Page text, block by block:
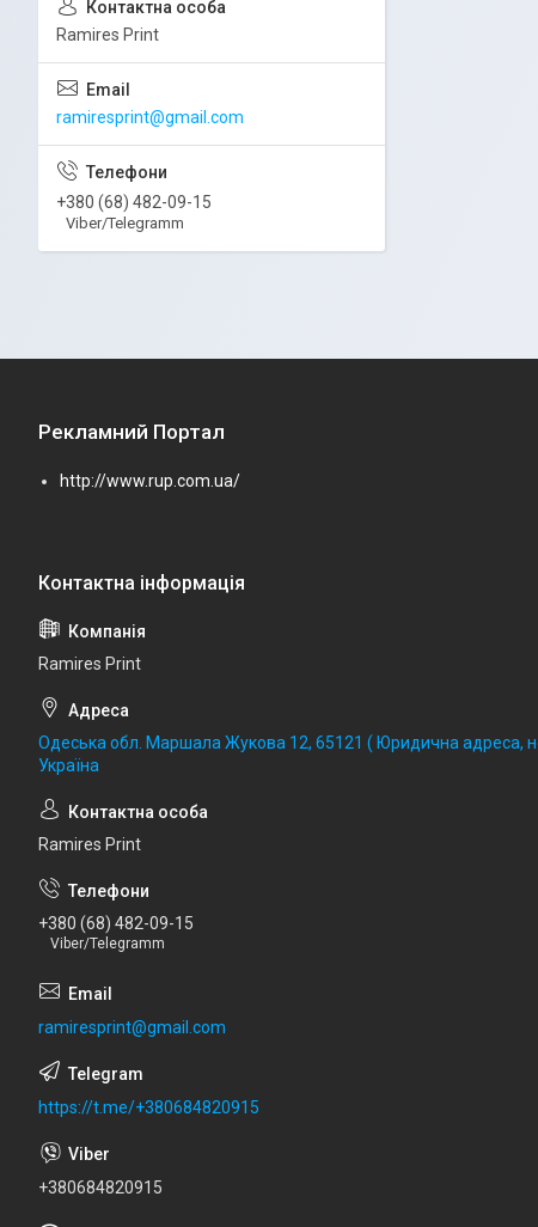
Ramires Print
ramiresprint@gmail.com
+380 (68) 482-09-15
Viber/Telegramm
Рекламний Портал
http://www.rup.com.ua/
Ramires Print
Одеська обл. Маршала Жукова 12, 65121 ( Юридична адреса,
Україна
Ramires Print
+380 (68) 482-09-15
Viber/Telegramm
ramiresprint@gmail.com
https://t.me/+380684820915
+380684820915